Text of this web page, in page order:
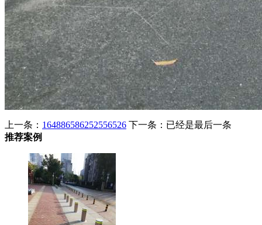
上一条： 164886586252556526 下一条：已经是最后一条
推荐案例